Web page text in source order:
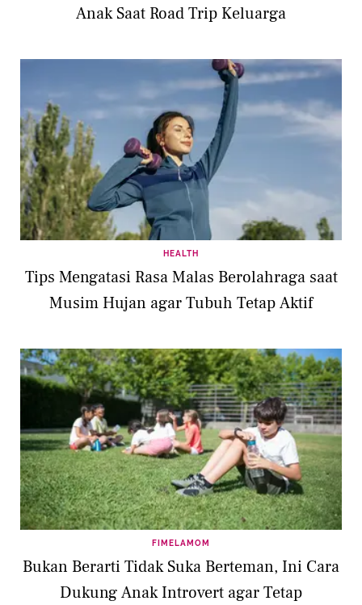
Anak Saat Road Trip Keluarga
HEALTH
Tips Mengatasi Rasa Malas Berolahraga saat
Musim Hujan agar Tubuh Tetap Aktif
FIMELAMOM
Bukan Berarti Tidak Suka Berteman, Ini Cara
Dukung Anak Introvert agar Tetap